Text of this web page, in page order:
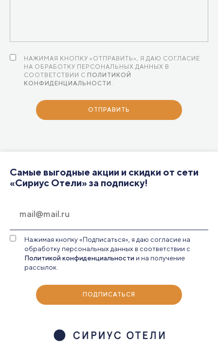
НАЖИМАЯ КНОПКУ «ОТПРАВИТЬ», Я ДАЮ СОГЛАСИЕ
НА ОБРАБОТКУ ПЕРСОНАЛЬНЫХ ДАННЫХ В
СООТВЕТСТВИИ С ПОЛИТИКОЙ
КОНФИДЕНЦИАЛЬНОСТИ.
ОТПРАВИТЬ
Самые выгодные акции и скидки от сети
«Сириус Отели» за подписку!
Нажимая кнопку «Подписаться», я даю согласие на
обработку персональных данных в соответствии с
Политикой конфиденциальности и на получение
рассылок.
ПОДПИСАТЬСЯ